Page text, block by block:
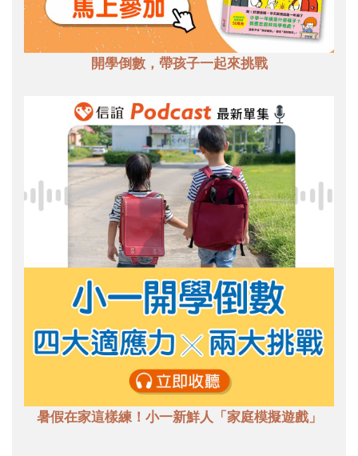
開學倒數，帶孩子一起來挑戰
暑假在家這樣練！小一新鮮人「家庭模擬遊戲」